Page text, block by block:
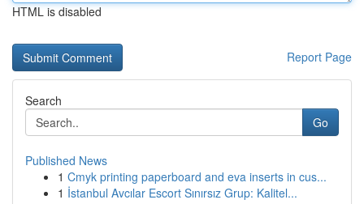
HTML is disabled
Report Page
Search
Go
Published News
1 Cmyk printing paperboard and eva inserts in cus...
1 İstanbul Avcılar Escort Sınırsız Grup: Kalitel...